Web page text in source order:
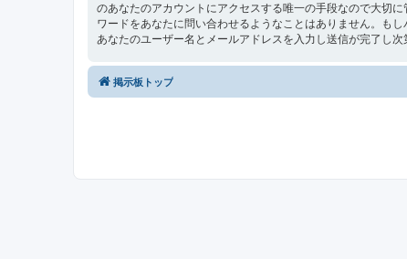
のあなたのアカウントにアクセスする唯一の手段なので大切
ワードをあなたに問い合わせるようなことはありません。も
あなたのユーザー名とメールアドレスを入力し送信が完了し
掲示板トップ